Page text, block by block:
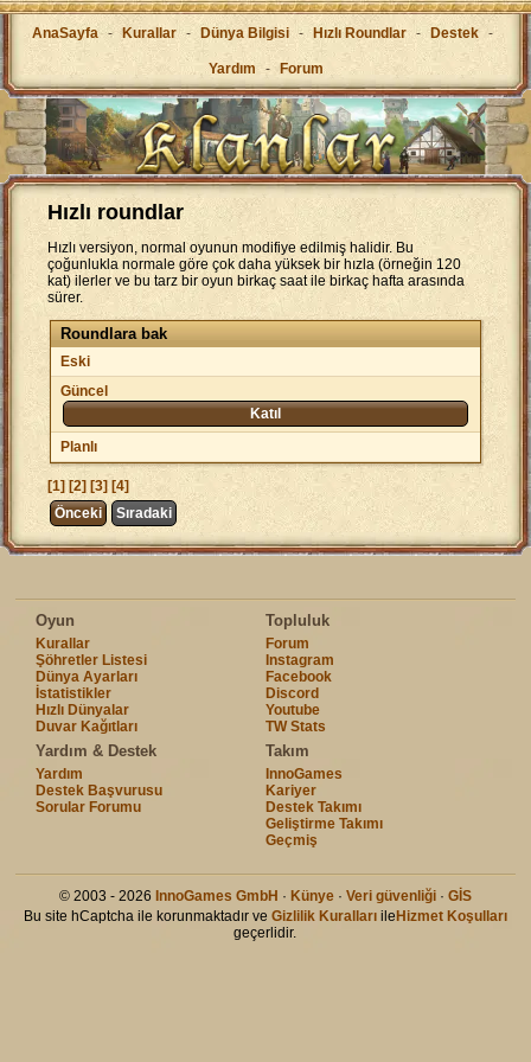
AnaSayfa - Kurallar - Dünya Bilgisi - Hızlı Roundlar - Destek -
Yardım - Forum
Hızlı roundlar
Hızlı versiyon, normal oyunun modifiye edilmiş halidir. Bu
çoğunlukla normale göre çok daha yüksek bir hızla (örneğin 120
kat) ilerler ve bu tarz bir oyun birkaç saat ile birkaç hafta arasında
sürer.
Roundlara bak
Eski
Güncel
Katıl
Planlı
[1] [2] [3] [4]
Önceki
Sıradaki
Oyun
Kurallar
Şöhretler Listesi
Dünya Ayarları
İstatistikler
Hızlı Dünyalar
Duvar Kağıtları
Topluluk
Forum
Instagram
Facebook
Discord
Youtube
TW Stats
Yardım & Destek
Yardım
Destek Başvurusu
Sorular Forumu
Takım
InnoGames
Kariyer
Destek Takımı
Geliştirme Takımı
Geçmiş
© 2003 - 2026 InnoGames GmbH · Künye· Veri güvenliği· GİS
Bu site hCaptcha ile korunmaktadır ve Gizlilik Kurallarıile Hizmet Koşulları
geçerlidir.